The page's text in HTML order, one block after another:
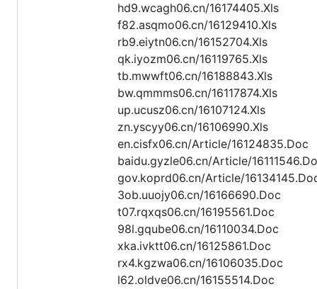
hd9.wcagh06.cn/16174405.Xls
f82.asqmo06.cn/16129410.Xls
rb9.eiytn06.cn/16152704.Xls
qk.iyozm06.cn/16119765.Xls
tb.mwwft06.cn/16188843.Xls
bw.qmmms06.cn/16117874.Xls
up.ucusz06.cn/16107124.Xls
zn.yscyy06.cn/16106990.Xls
en.cisfx06.cn/Article/16124835.Doc
baidu.gyzle06.cn/Article/
gov.koprd06.cn/Article/
3ob.uuojy06.cn/16166690.Doc
t07.rqxqs06.cn/16195561.Doc
98l.gqube06.cn/16110034.Doc
xka.ivktt06.cn/16125861.Doc
rx4.kgzwa06.cn/16106035.Doc
l62.oldve06.cn/16155514.Doc